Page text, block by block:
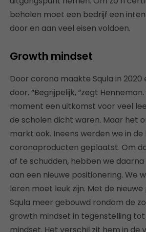
behalen moet een bedrijf een
door en aan veel eisen voldoen.
Growth mindset
Door corona maakte Squla in
door. “Begrijpelijk, “zegt
moment een uitkomst voor veel
de scholen dicht waren. Maar het
markt ook. Ineens werden we in de
coronaproducten geplaatst. Om
af te schudden, hebben we
aan een nieuwe positionering. We
leren moet leuk zijn. Met de
Squla meer gebouwd rondom de
growth mindset in tegenstelling tot